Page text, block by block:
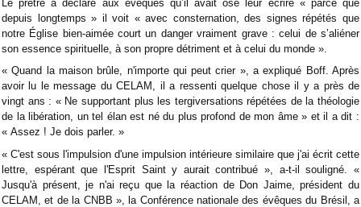
Le prêtre a déclaré aux évêques qu’il avait osé leur écrire « parce que
depuis longtemps » il voit « avec consternation, des signes répétés que
notre Église bien-aimée court un danger vraiment grave : celui de s’aliéner
son essence spirituelle, à son propre détriment et à celui du monde ».
« Quand la maison brûle, n'importe qui peut crier », a expliqué Boff. Après
avoir lu le message du CELAM, il a ressenti quelque chose il y a près de
vingt ans : « Ne supportant plus les tergiversations répétées de la théologie
de la libération, un tel élan est né du plus profond de mon âme » et il a dit :
« Assez ! Je dois parler. »
« C'est sous l'impulsion d'une impulsion intérieure similaire que j'ai écrit cette
lettre, espérant que l'Esprit Saint y aurait contribué », a-t-il souligné. «
Jusqu'à présent, je n'ai reçu que la réaction de Don Jaime, président du
CELAM, et de la CNBB », la Conférence nationale des évêques du Brésil, a